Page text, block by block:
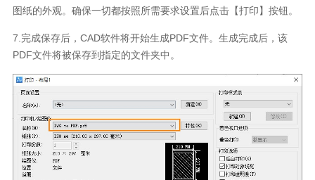
图纸的外观。确保一切都按照所需要求设置后点击【打印】按钮。
7. 完成保存后， CAD软件将开始生成PDF文件。生成完成后，该
PDF文件将被保存到指定的文件夹中。